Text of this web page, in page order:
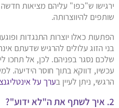
ירגישו ש"כפו" עליהם מציאות חדשה
שותפים להיווצרותה.
הפתעות כאלו יוצרות התנגדות
בני הזוג עלולים להרגיש שדעתם
שלכם נסגר בפניהם. לכן, אל תחכו
עכשיו, דווקא בתוך חוסר הידיעה.
הרגשי, ניתן לעיין בערך על
2. איך לשתף את ה"לא ידוע"?